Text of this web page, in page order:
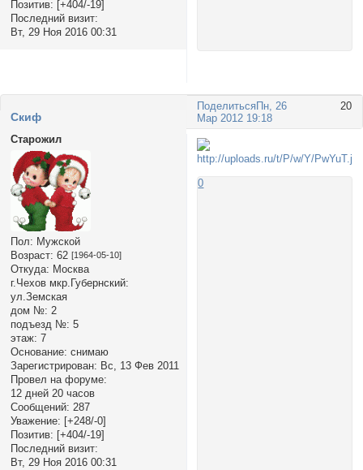
Позитив: [+404/-19]
Последний визит:
Вт, 29 Ноя 2016 00:31
Поделиться 20
Пн, 26
Мар 2012 19:18
Cкиф
Старожил
Пол: Мужской
Возраст: 62 [1964-05-10]
Откуда: Москва
г.Чехов мкр.Губернский:
ул.Земская
дом №: 2
подъезд №: 5
этаж: 7
Основание: снимаю
Зарегистрирован: Вс, 13 Фев 2011
Провел на форуме:
12 дней 20 часов
Сообщений: 287
Уважение: [+248/-0]
Позитив: [+404/-19]
Последний визит:
Вт, 29 Ноя 2016 00:31
0